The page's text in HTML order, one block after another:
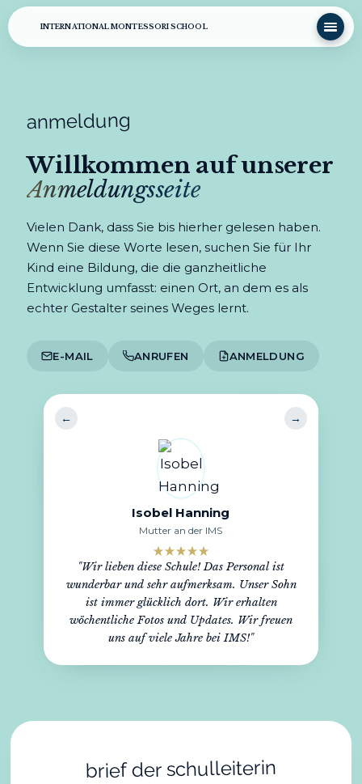
INTERNATIONAL MONTESSORI SCHOOL
anmeldung
Willkommen auf unserer
Anmeldungsseite
Vielen Dank, dass Sie bis hierher gelesen haben.
Wenn Sie diese Worte lesen, suchen Sie für Ihr
Kind eine Bildung, die die ganzheitliche
Entwicklung umfasst: einen Ort, an dem es als
echter Gestalter seines Weges lernt.
E-MAIL ANRUFEN ANMELDUNG
← →
Ricardo Antunes
Vater an der IMS
"Was diese Schule wirklich auszeichnet, ist die
Hingabe und Leidenschaft des Teams. Jedes
Mitglied ist zutiefst dem Wohl und der
Entwicklung der Schüler verpflichtet."
Bernward Röttgers
Vater von Lea
"Von Anfang an fühlte sich unsere Tochter in
der warmen Schulumgebung sehr wohl, was
ihr Selbstvertrauen und ihre Fähigkeit zur
Gruppenintegration deutlich gestärkt hat."
Isobel Hanning
Mutter an der IMS
"Wir lieben diese Schule! Das Personal ist
wunderbar und sehr aufmerksam. Unser Sohn
ist immer glücklich dort. Wir erhalten
wöchentliche Fotos und Updates. Wir freuen
uns auf viele Jahre bei IMS!"
brief der schulleiterin